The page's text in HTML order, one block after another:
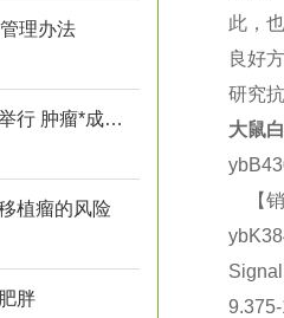
理办法
中国健康传播大会在京举行 肿瘤*成为热议焦点
植瘤的风险
胖
此，
良好
研究
大鼠
【销